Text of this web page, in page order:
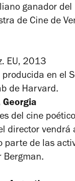
ganador del
de Cine de
EU, 2013
en el
de Harvard.
Georgia
del cine
director vendrá
parte de las
Bergman.